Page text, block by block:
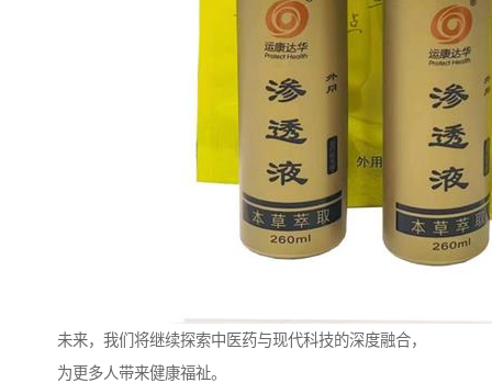
未来，我们将继续探索中医药与现代科技的深度融合，
为更多人带来健康福祉。